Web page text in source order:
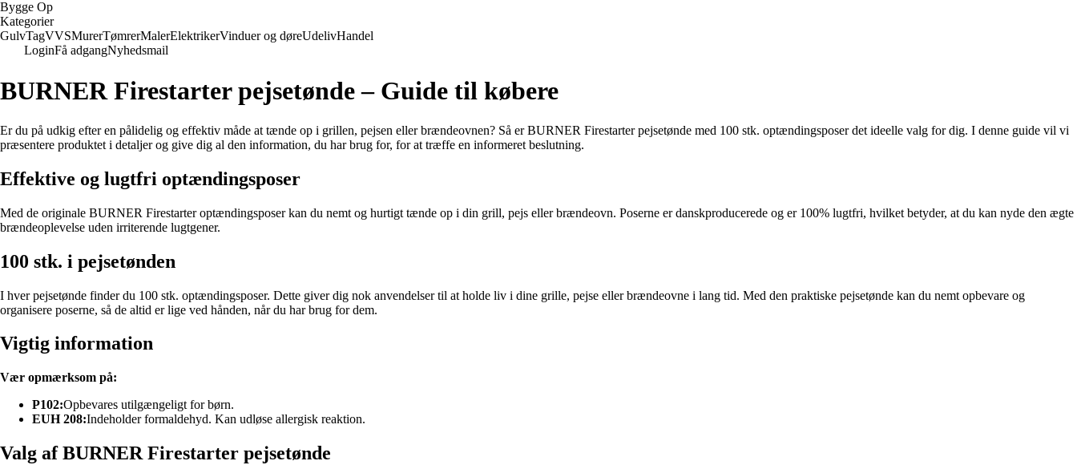
Bygge Op
Kategorier
GulvTagVVSMurerTømrerMalerElektrikerVinduer og døreUdelivHandel
LoginFå adgangNyhedsmail
BURNER Firestarter pejsetønde – Guide til købere
Er du på udkig efter en pålidelig og effektiv måde at tænde op i grillen, pejsen eller brændeovnen? Så er BURNER Firestarter pejsetønde med 100 stk. optændingsposer det ideelle valg for dig. I denne guide vil vi
præsentere produktet i detaljer og give dig al den information, du har brug for, for at træffe en informeret beslutning.
Effektive og lugtfri optændingsposer
Med de originale BURNER Firestarter optændingsposer kan du nemt og hurtigt tænde op i din grill, pejs eller brændeovn. Poserne er danskproducerede og er 100% lugtfri, hvilket betyder, at du kan nyde den ægte
brændeoplevelse uden irriterende lugtgener.
100 stk. i pejsetønden
I hver pejsetønde finder du 100 stk. optændingsposer. Dette giver dig nok anvendelser til at holde liv i dine grille, pejse eller brændeovne i lang tid. Med den praktiske pejsetønde kan du nemt opbevare og
organisere poserne, så de altid er lige ved hånden, når du har brug for dem.
Vigtig information
Vær opmærksom på:
P102:Opbevares utilgængeligt for børn.
EUH 208:Indeholder formaldehyd. Kan udløse allergisk reaktion.
Valg af BURNER Firestarter pejsetønde